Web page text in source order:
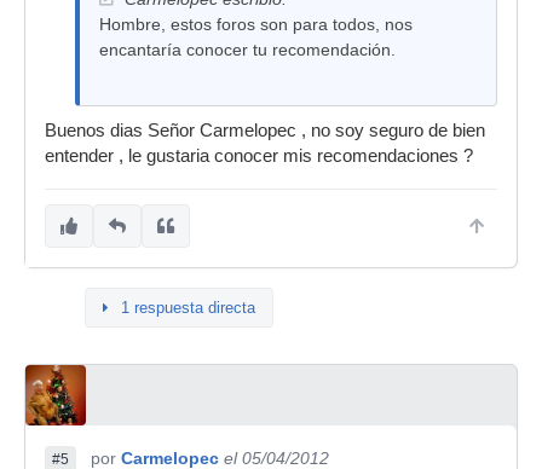
Hombre, estos foros son para todos, nos
encantaría conocer tu recomendación.
Buenos dias Señor Carmelopec , no soy seguro de bien
entender , le gustaria conocer mis recomendaciones ?
1 respuesta directa
#5 por Carmelopec el 05/04/2012